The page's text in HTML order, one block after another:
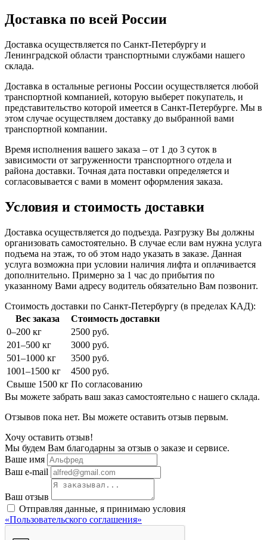
Доставка по всей России
Доставка осуществляется по Санкт-Петербургу и
Ленинградской области транспортными службами нашего
склада.
Доставка в остальные регионы России осуществляется любой
транспортной компанией, которую выберет покупатель, и
представительство которой имеется в Санкт-Петербурге. Мы в
этом случае осуществляем доставку до выбранной вами
транспортной компании.
Время исполнения вашего заказа – от 1 до 3 суток в
зависимости от загруженности транспортного отдела и
района доставки. Точная дата поставки определяется и
согласовывается с вами в момент оформления заказа.
Условия и стоимость доставки
Доставка осуществляется до подъезда. Разгрузку Вы должны
организовать самостоятельно. В случае если вам нужна услуга
подъема на этаж, то об этом надо указать в заказе. Данная
услуга возможна при условии наличия лифта и оплачивается
дополнительно. Примерно за 1 час до прибытия по
указанному Вами адресу водитель обязательно Вам позвонит.
Стоимость доставки по Санкт-Петербургу (в пределах КАД):
Вес заказа
Стоимость доставки
0–200 кг
2500 руб.
201–500 кг
3000 руб.
501–1000 кг
3500 руб.
1001–1500 кг
4500 руб.
Свыше 1500 кг По согласованию
Вы можете забрать ваш заказ самостоятельно с нашего склада.
Отзывов пока нет. Вы можете оставить отзыв первым.
Хочу оставить отзыв!
Мы будем Вам благодарны за отзыв о заказе и сервисе.
Ваше имя
Ваш e-mail
Ваш отзыв
Отправляя данные, я принимаю условия
«Пользовательского соглашения»